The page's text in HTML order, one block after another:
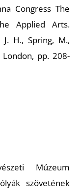
Congress The
Applied Arts.
H., Spring, M.,
London, pp. 208-
Múzeum
szövetének